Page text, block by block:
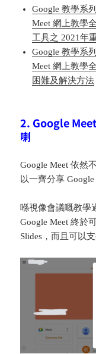
Google 教學系
Meet 網上教學
工具之 2021年
Google 教學系
Meet 網上教學
困難及解決方法
2. Google
喇
Google Meet 依然
以一齊分享 Google
喺視像會議嘅教學
Google Meet 終於
Slides，而且可以